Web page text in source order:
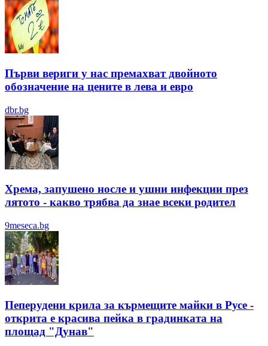
Първи вериги у нас премахват двойното
обозначение на цените в лева и евро
dbr.bg
Хрема, запушено носле и ушни инфекции през
лятотo - какво трябва да знае всеки родител
9meseca.bg
Пеперудени крила за кърмещите майки в Русе -
открита е красива пейка в градинката на
площад "Дунав"